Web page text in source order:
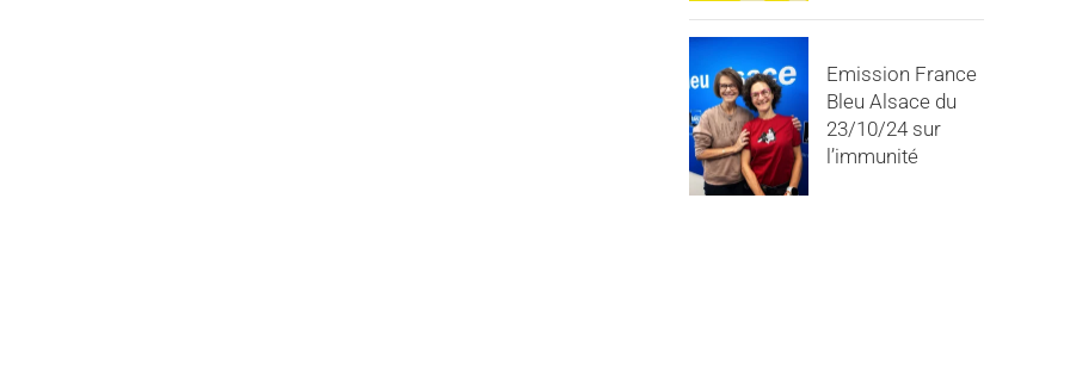
Emission France
Bleu Alsace du
23/10/24 sur
l’immunité